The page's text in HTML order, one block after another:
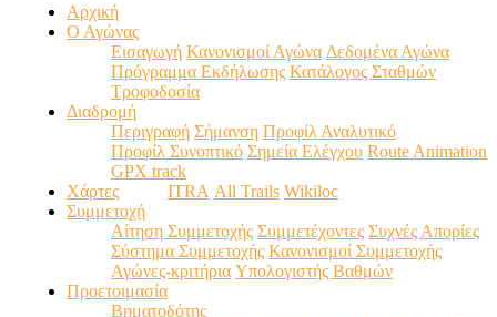
Αρχική
Ο Αγώνας
Εισαγωγή Κανονισμοί Αγώνα Δεδομένα Αγώνα
Πρόγραμμα Εκδήλωσης Κατάλογος Σταθμών
Τροφοδοσία
Διαδρομή
Περιγραφή Σήμανση Προφίλ Αναλυτικό
Προφίλ Συνοπτικό Σημεία Ελέγχου Route Animation
GPX track
Χάρτες
ITRA All Trails Wikiloc
Συμμετοχή
Αίτηση Συμμετοχής Συμμετέχοντες Συχνές Απορίες
Σύστημα Συμμετοχής Κανονισμοί Συμμετοχής
Αγώνες-κριτήρια Υπολογιστής Βαθμών
Προετοιμασία
Βηματοδότης